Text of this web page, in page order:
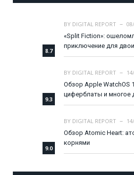
8.7
BY DIGITAL REPORT
«Split Fiction»:
приключение для
9.3
BY DIGITAL REPORT
Обзор Apple WatchOS
циферблаты и многое
9.0
BY DIGITAL REPORT
Обзор Atomic Heart:
корнями